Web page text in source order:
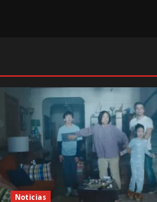
Noticias